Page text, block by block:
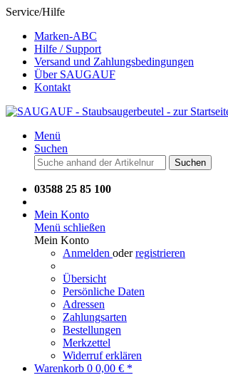
Service/Hilfe
Marken-ABC
Hilfe / Support
Versand und Zahlungsbedingungen
Über SAUGAUF
Kontakt
Menü
Suchen
Suchen
03588 25 85 100
Mein Konto
Menü schließen
Mein Konto
Anmelden oderregistrieren
Übersicht
Persönliche Daten
Adressen
Zahlungsarten
Bestellungen
Merkzettel
Widerruf erklären
Warenkorb 0 0,00 € *